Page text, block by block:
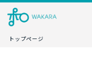
トップページ